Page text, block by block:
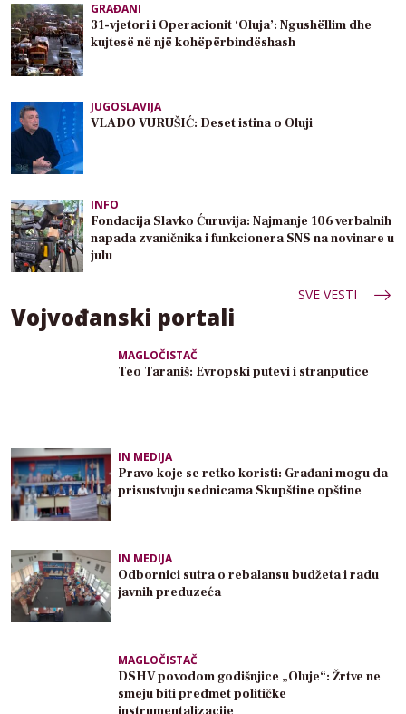
GRAĐANI
31-vjetori i Operacionit ‘Oluja’: Ngushëllim dhe
kujtesë në një kohëpërbindëshash
JUGOSLAVIJA
VLADO VURUŠIĆ: Deset istina o Oluji
INFO
Fondacija Slavko Ćuruvija: Najmanje 106 verbalnih
napada zvaničnika i funkcionera SNS na novinare u
julu
SVE VESTI
Vojvođanski portali
MAGLOČISTAČ
Teo Taraniš: Evropski putevi i stranputice
IN MEDIJA
Pravo koje se retko koristi: Građani mogu da
prisustvuju sednicama Skupštine opštine
IN MEDIJA
Odbornici sutra o rebalansu budžeta i radu
javnih preduzeća
MAGLOČISTAČ
DSHV povodom godišnjice „Oluje“: Žrtve ne
smeju biti predmet političke